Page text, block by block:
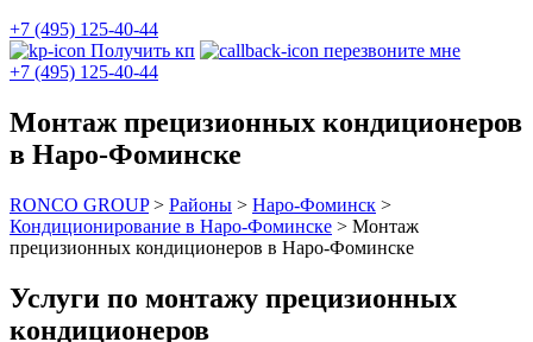
+7 (495) 125-40-44
Получить кп
перезвоните мне
+7 (495) 125-40-44
Монтаж прецизионных кондиционеров
в Наро-Фоминске
RONCO GROUP> Районы > Наро-Фоминск >
Кондиционирование в Наро-Фоминске > Монтаж
прецизионных кондиционеров в Наро-Фоминске
Услуги по монтажу прецизионных
кондиционеров